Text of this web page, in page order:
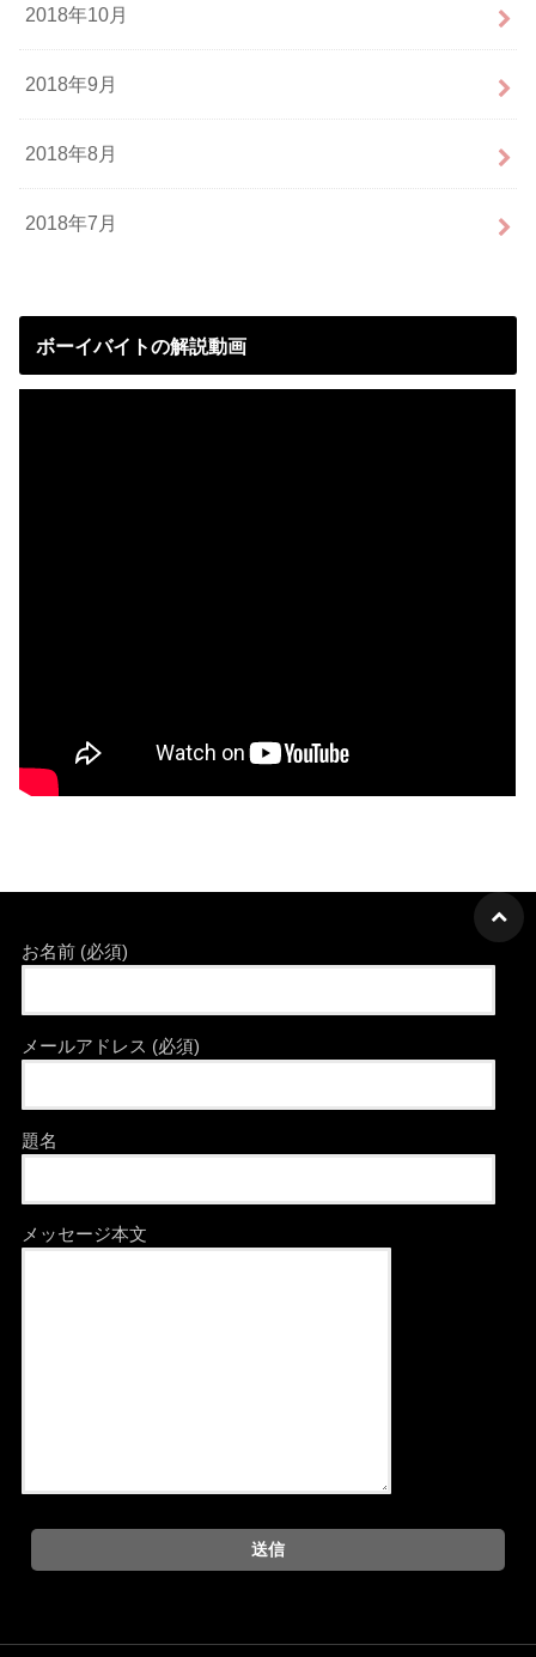
2018年10月
2018年9月
2018年8月
2018年7月
ボーイバイトの解説動画
お名前 (必須)
メールアドレス (必須)
題名
メッセージ本文